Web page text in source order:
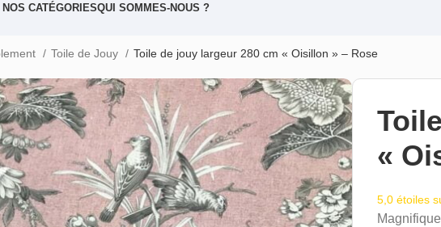
NOS CATÉGORIESQUI SOMMES-NOUS ?
Toile de Jouy Toile de jouy largeur 280 cm « Oisillon » – Rose
«
5,0 étoiles